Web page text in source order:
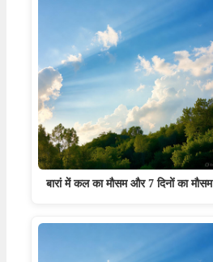
बारां में कल का मौसम और 7 दिनों का मौसम